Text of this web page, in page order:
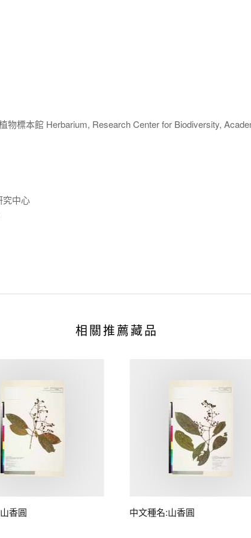
物標本館 Herbarium, Research Center for Biodiversity,
究中心
相關推薦藏品
香圓 中文種名:山香圓